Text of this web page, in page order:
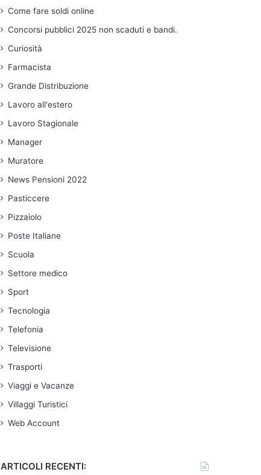
Come fare soldi online
Concorsi pubblici 2025 non scaduti e bandi.
Curiosità
Farmacista
Grande Distribuzione
Lavoro all'estero
Lavoro Stagionale
Manager
Muratore
News Pensioni 2022
Pasticcere
Pizzaiolo
Poste Italiane
Scuola
Settore medico
Sport
Tecnologia
Telefonia
Televisione
Trasporti
Viaggi e Vacanze
Villaggi Turistici
Web Account
ARTICOLI RECENTI: